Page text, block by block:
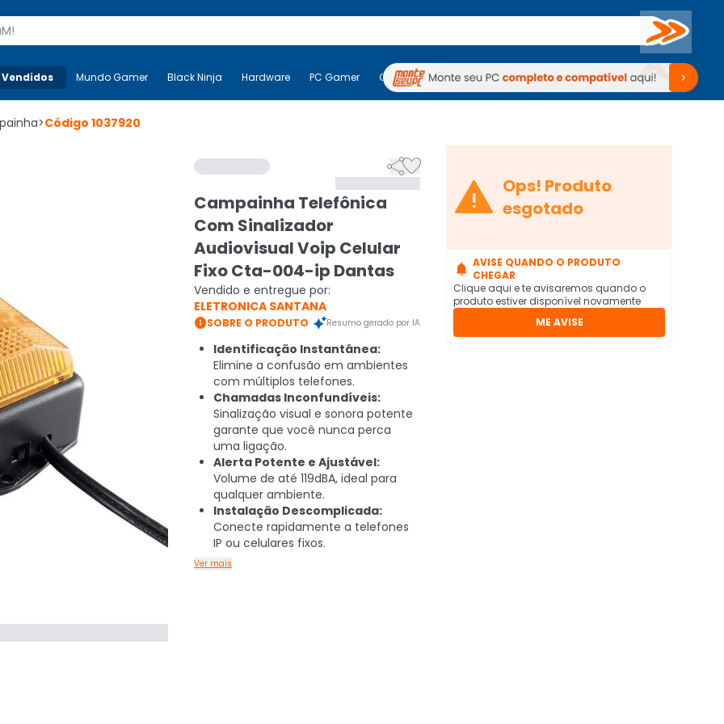
Buscar
Mais-v- Mundo Gamer Black Ninja Hardware PC Gamer Computadores Periféricos TV Venda no KaBuM!
Mundo Gamer Black Ninja Hardware PC Gamer Computadores Periféricos TV Venda no KaBuM!
>Código 1037920

Campainha Telefônica
Com Sinalizador
Audiovisual Voip Celular
Fixo Cta-004-ip Dantas
Vendido e entregue por:
ELETRONICA SANTANA
SOBRE O PRODUTO Resumo gerado por IA
Identificação Instantânea:
Elimine a confusão em ambientes
com múltiplos telefones.
Chamadas Inconfundíveis:
Sinalização visual e sonora potente
garante que você nunca perca
uma ligação.
Alerta Potente e Ajustável:
Volume de até 119dBA, ideal para
qualquer ambiente.
Instalação Descomplicada:
Conecte rapidamente a telefones
IP ou celulares fixos.
Ver mais
 Ops! Produto
esgotado
 AVISE QUANDO O PRODUTO
CHEGAR
Clique aqui e te avisaremos quando o
produto estiver disponível novamente
ME AVISE